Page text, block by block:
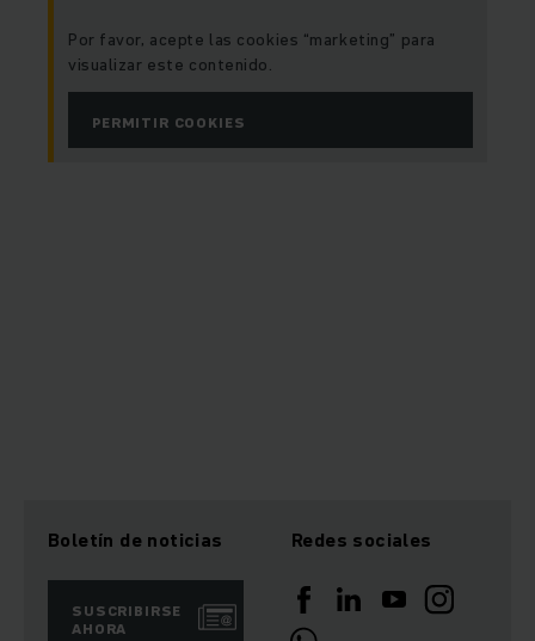
Por favor, acepte las cookies “marketing” para
visualizar este contenido.
PERMITIR COOKIES
Boletín de noticias
SUSCRIBIRSE
AHORA
Redes sociales